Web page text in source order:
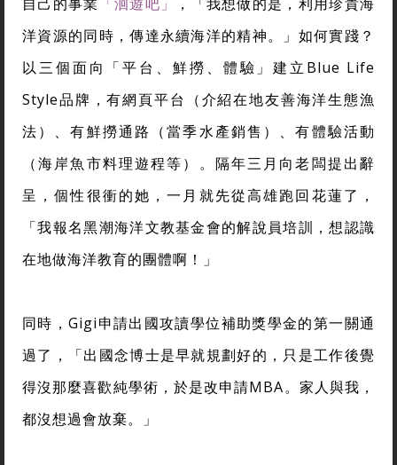
洋資源的同時，傳達永續海洋的精神。」如何實踐？
以三個面向「平台、鮮撈、體驗」建立Blue Life
Style品牌，有網頁平台（介紹在地友善海洋生態漁
法）、有鮮撈通路（當季水產銷售）、有體驗活動
（海岸魚市料理遊程等）。隔年三月向老闆提出辭
呈，個性很衝的她，一月就先從高雄跑回花蓮了，
「我報名黑潮海洋文教基金會的解說員培訓，想認識
在地做海洋教育的團體啊！」
同時，Gigi申請出國攻讀學位補助獎學金的第一關通
過了，「出國念博士是早就規劃好的，只是工作後覺
得沒那麼喜歡純學術，於是改申請MBA。家人與我，
都沒想過會放棄。」